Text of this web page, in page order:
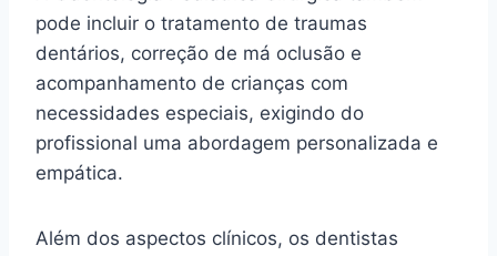
pode incluir o tratamento de traumas
dentários, correção de má oclusão e
acompanhamento de crianças com
necessidades especiais, exigindo do
profissional uma abordagem personalizada e
empática.
Além dos aspectos clínicos, os dentistas